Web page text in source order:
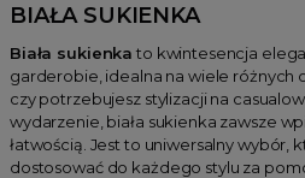
BIAŁA SUKIENKA
Biała sukienka to kwintesencja
garderobie, idealna na wiele różnych
czy potrzebujesz stylizacji na
wydarzenie, biała sukienka zawsze
łatwością. Jest to uniwersalny wybór,
dostosować do każdego stylu za